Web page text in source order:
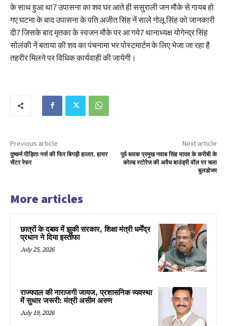
के साथ हुआ था7 उपासना का शव घर आते ही ससुराली जन मौके से गायब हो
गए घटना के बाद उपासना के पति अजीत सिंह नें साले गोलू सिंह को जानकारी
दी7 जिसके बाद मृतका के स्वजन मौके पर आ गये7 थानाध्यक्ष योगेन्द्र सिंह
सोलंकी नें बताया की शव का पंचनामा भर पोस्टमार्टम के लिए भेजा जा रहा है
तहरीर मिलने पर विधिक कार्यवाही की जायेगी।
Previous article
दुष्कर्म पीड़िता नर्स की फिर बिगड़ी हालत, हायर
सेंटर रेफर
Next article
पूर्व ब्लाक प्रमुख नवाब सिंह यादव के करीबी के
कोल्ड स्टोरेज की अवैध बाउंड्री वॉल पर चला
बुलडोजर
More articles
छात्रों के दबाव में झुकी सरकार, शिक्षा मंत्री धर्मेंद्र
प्रधान ने दिया इस्तीफा
July 25, 2026
राज्यपाल की नाराजगी जायज, प्रशासनिक व्यवस्था
में सुधार जरूरी: मंत्री असीम अरुण
July 19, 2026